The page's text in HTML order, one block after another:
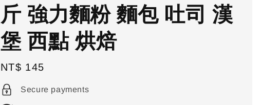
斤 強力麵粉 麵包 吐司 漢
堡 西點 烘焙
Regular
price
NT$ 145
Secure payments